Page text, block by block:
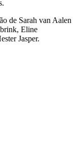
de Sarah van Aalen
Eline
Jasper.